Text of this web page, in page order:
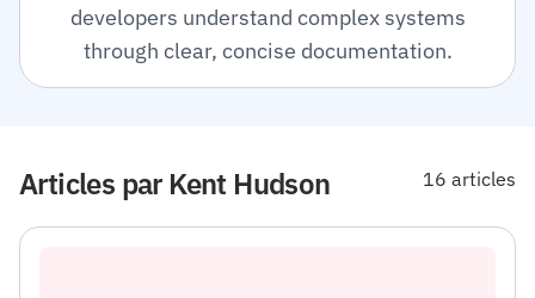
developers understand complex systems
through clear, concise documentation.
Articles par Kent Hudson 16 articles